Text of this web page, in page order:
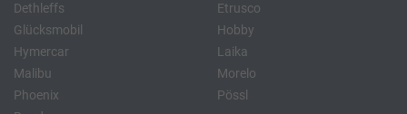
Dethleffs
Glücksmobil
Hymercar
Malibu
Phoenix
Etrusco
Hobby
Laika
Morelo
Pössl